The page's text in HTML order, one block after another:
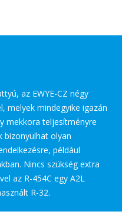
az EWYE-CZ négy
melyek mindegyike igazán
mekkora teljesítményre
bizonyulhat olyan
például
Nincs szükség extra
az R-454C egy A2L
R-32.